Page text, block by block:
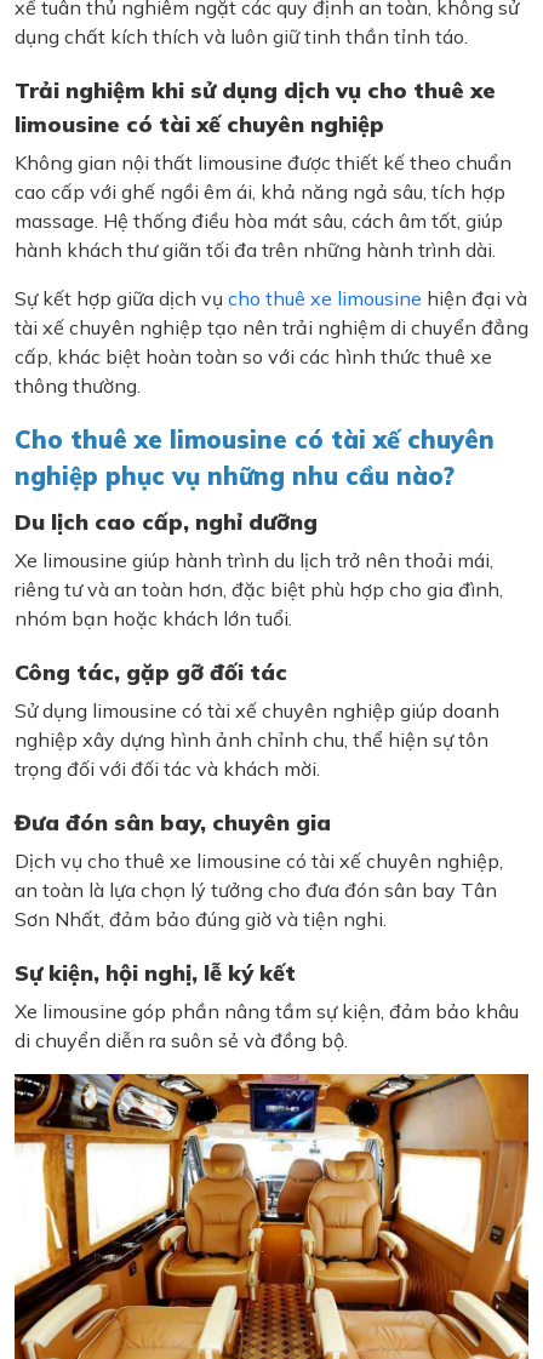
xế tuân thủ nghiêm ngặt các quy định an toàn, không sử
dụng chất kích thích và luôn giữ tinh thần tỉnh táo.
Trải nghiệm khi sử dụng dịch vụ cho thuê xe
limousine có tài xế chuyên nghiệp
Không gian nội thất limousine được thiết kế theo chuẩn
cao cấp với ghế ngồi êm ái, khả năng ngả sâu, tích hợp
massage. Hệ thống điều hòa mát sâu, cách âm tốt, giúp
hành khách thư giãn tối đa trên những hành trình dài.
Sự kết hợp giữa dịch vụ cho thuê xe limousine hiện đại và
tài xế chuyên nghiệp tạo nên trải nghiệm di chuyển đẳng
cấp, khác biệt hoàn toàn so với các hình thức thuê xe
thông thường.
Cho thuê xe limousine có tài xế chuyên
nghiệp phục vụ những nhu cầu nào?
Du lịch cao cấp, nghỉ dưỡng
Xe limousine giúp hành trình du lịch trở nên thoải mái,
riêng tư và an toàn hơn, đặc biệt phù hợp cho gia đình,
nhóm bạn hoặc khách lớn tuổi.
Công tác, gặp gỡ đối tác
Sử dụng limousine có tài xế chuyên nghiệp giúp doanh
nghiệp xây dựng hình ảnh chỉnh chu, thể hiện sự tôn
trọng đối với đối tác và khách mời.
Đưa đón sân bay, chuyên gia
Dịch vụ cho thuê xe limousine có tài xế chuyên nghiệp,
an toàn là lựa chọn lý tưởng cho đưa đón sân bay Tân
Sơn Nhất, đảm bảo đúng giờ và tiện nghi.
Sự kiện, hội nghị, lễ ký kết
Xe limousine góp phần nâng tầm sự kiện, đảm bảo khâu
di chuyển diễn ra suôn sẻ và đồng bộ.